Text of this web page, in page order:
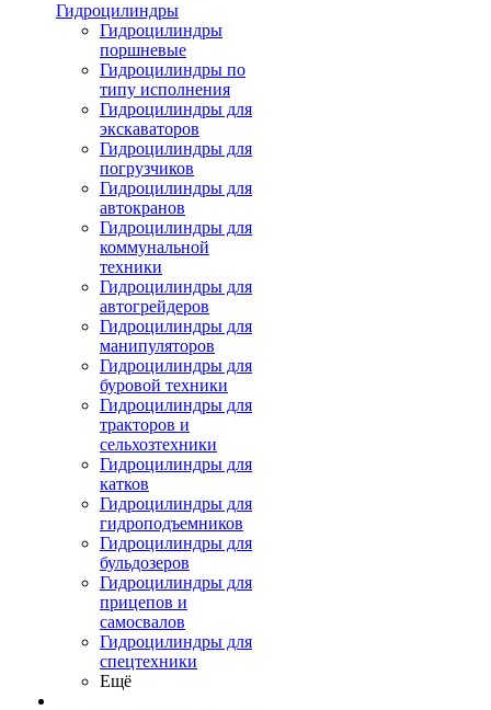
Гидроцилиндры
Гидроцилиндры
поршневые
Гидроцилиндры по
типу исполнения
Гидроцилиндры для
экскаваторов
Гидроцилиндры для
погрузчиков
Гидроцилиндры для
автокранов
Гидроцилиндры для
коммунальной
техники
Гидроцилиндры для
автогрейдеров
Гидроцилиндры для
манипуляторов
Гидроцилиндры для
буровой техники
Гидроцилиндры для
тракторов и
сельхозтехники
Гидроцилиндры для
катков
Гидроцилиндры для
гидроподъемников
Гидроцилиндры для
бульдозеров
Гидроцилиндры для
прицепов и
самосвалов
Гидроцилиндры для
спецтехники
Ещё